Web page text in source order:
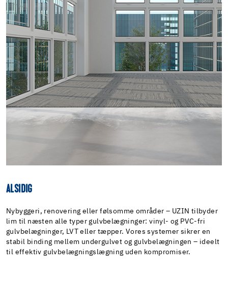
ALSIDIG
Nybyggeri, renovering eller følsomme områder – UZIN tilbyder
lim til næsten alle typer gulvbelægninger: vinyl- og PVC-fri
gulvbelægninger, LVT eller tæpper. Vores systemer sikrer en
stabil binding mellem undergulvet og gulvbelægningen – ideelt
til effektiv gulvbelægningslægning uden kompromiser.